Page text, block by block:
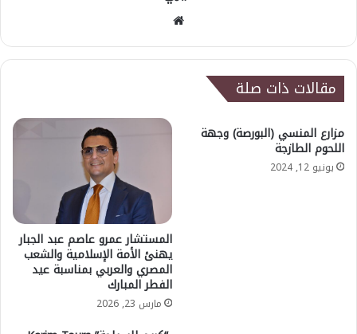
مقالات ذات صلة
مزارع المنسي (البورصة) وجهة
اللحوم الطازجة
يونيو 12, 2024
المستشار عمرو عاصم عبد الجبار
يهنئ الأمة الإسلامية والشعب
المصري والعربي بمناسبة عيد
الفطر المبارك
مارس 23, 2026